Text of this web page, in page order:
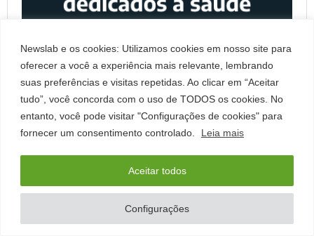
Newslab e os cookies: Utilizamos cookies em nosso site para
oferecer a você a experiência mais relevante, lembrando
suas preferências e visitas repetidas. Ao clicar em “Aceitar
tudo”, você concorda com o uso de TODOS os cookies. No
entanto, você pode visitar "Configurações de cookies" para
fornecer um consentimento controlado.
Leia mais
Configurações
Aceitar todos